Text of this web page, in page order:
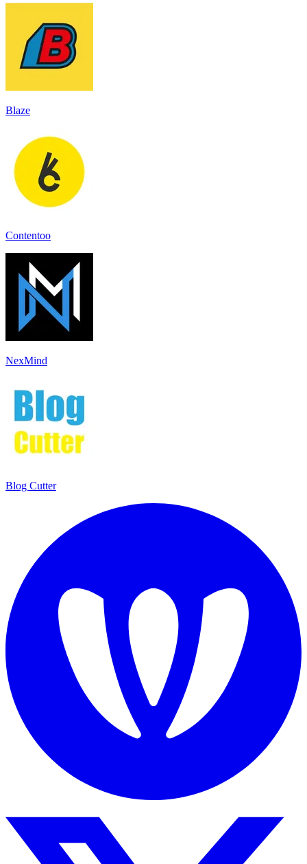
Blaze
Contentoo
NexMind
Blog Cutter